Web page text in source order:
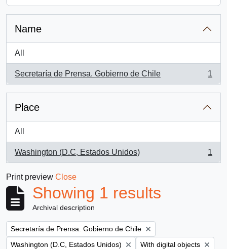
Name
All
Secretaría de Prensa. Gobierno de Chile
, 1 results
1
Place
All
Washington (D.C, Estados Unidos)
, 1 results
1
Print preview Close
Showing 1 results
Archival description
Remove filter:
Secretaría de Prensa. Gobierno de Chile
Remove filter:
Washington (D.C, Estados Unidos) Remove filter:
With digital objects